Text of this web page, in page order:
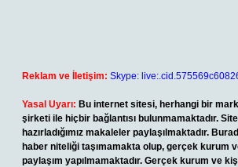
Reklam ve İletişim: Skype:
Yasal Uyarı: Bu internet sitesi, herhangi bir
şirketi ile hiçbir bağlantısı bulunmamaktadır.
hazırladığımız makaleler paylaşılmaktadır.
haber niteliği taşımamakta olup, gerçek kurum
paylaşım yapılmamaktadır. Gerçek kurum ve